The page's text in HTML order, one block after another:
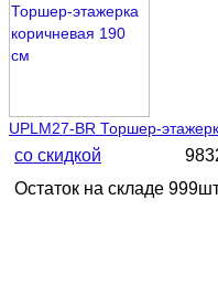
UPLM27-BR Торшер-
со скидкой
Остаток на складе